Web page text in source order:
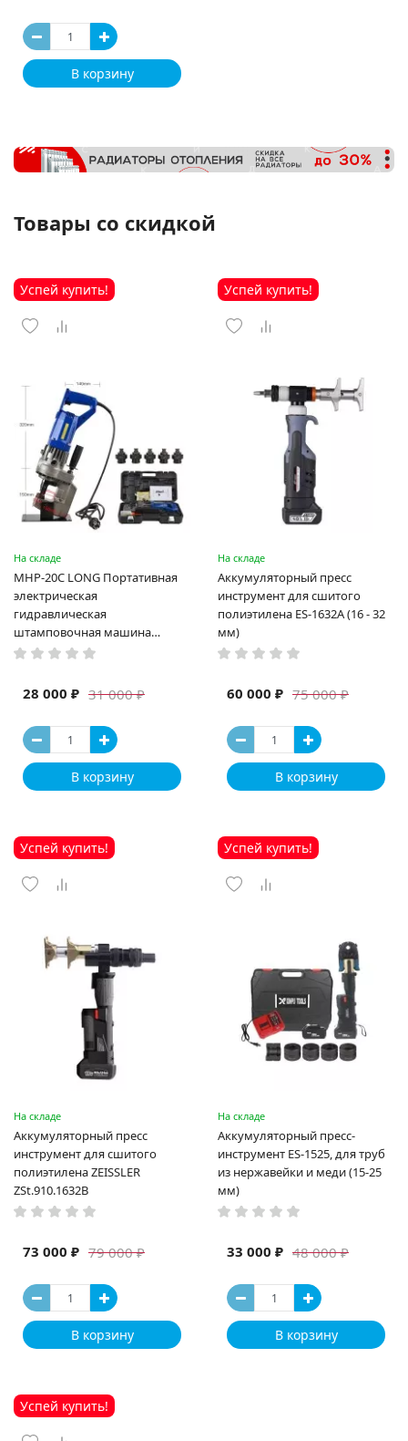
В корзину
Товары со скидкой
Успей купить!
На складе
MHP-20C LONG Портативная
электрическая
гидравлическая
штамповочная машина
высокая мощность и мощный
машина
31 000 ₽
28 000 ₽
В корзину
Успей купить!
На складе
Аккумуляторный пресс
инструмент для сшитого
полиэтилена ES-1632A (16 - 32
мм)
75 000 ₽
60 000 ₽
В корзину
Успей купить!
На складе
Аккумуляторный пресс
инструмент для сшитого
полиэтилена ZEISSLER
ZSt.910.1632B
79 000 ₽
73 000 ₽
В корзину
Успей купить!
На складе
Аккумуляторный пресс-
инструмент ES-1525, для труб
из нержавейки и меди (15-25
мм)
48 000 ₽
33 000 ₽
В корзину
Успей купить!